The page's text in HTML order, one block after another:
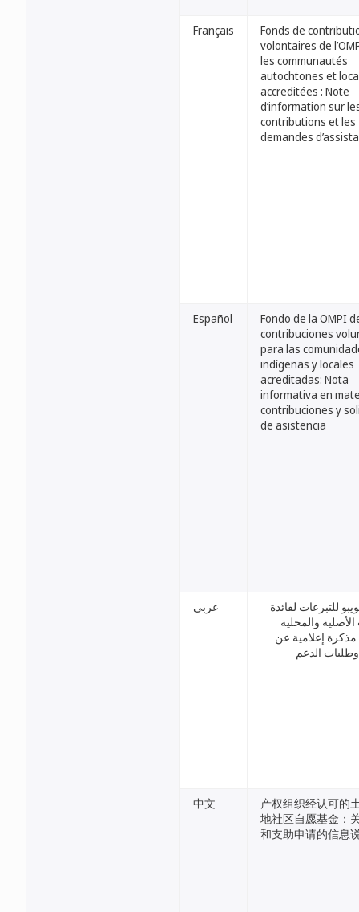
Français
Fonds de
volontaires de
les communautés
autochtones et
accreditées : Note
d’information sur
contributions et les
demandes
Español
Fondo de la OMPI
contribuciones
para las
indígenas y locales
acreditadas: Nota
informativa en
contribuciones y
de asistencia
عربي
للتبرعات لفائدة
والمحلية
مذكرة إعلامية عن
الدعم
中文
产权组织经认可的
地社区自愿基金：
和支助申请的信息